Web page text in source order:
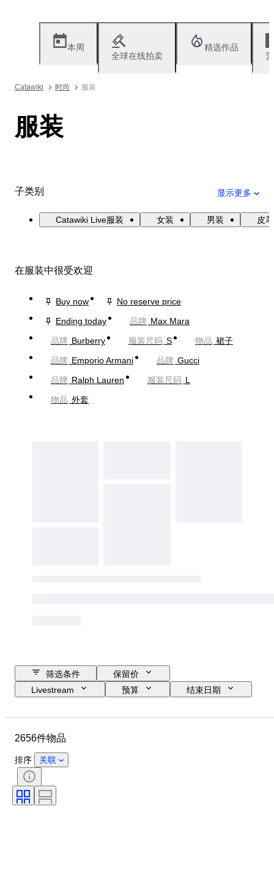
本周
全球在线拍卖
精选作品
Catawiki 时尚 服装
服装
子类别 显示更多
Catawiki Live服装 女装 男装 皮
在服装中很受欢迎
Buy now
No reserve price
Ending today
品牌 Max Mara
品牌 Burberry 服装尺码 S 物品 裙子
品牌 Emporio Armani 品牌 Gucci
品牌 Ralph Lauren 服装尺码 L
物品 外套
筛选条件
保留价
Livestream
预算
结束日期
状态
颜色
时代
带配件
2656件物品
排序 关联